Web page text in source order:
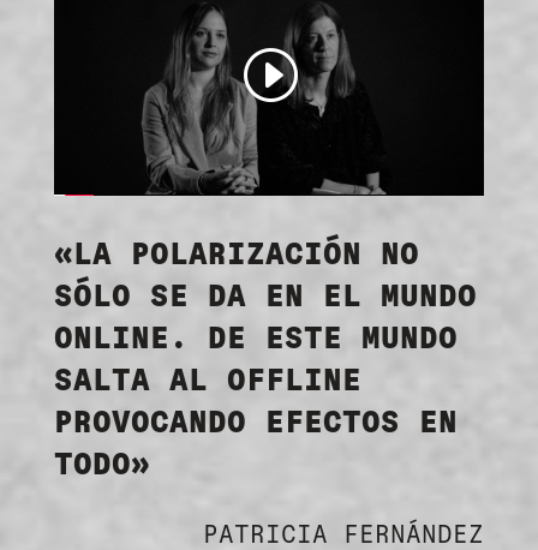
«LA POLARIZACIÓN NO
SÓLO SE DA EN EL MUNDO
ONLINE. DE ESTE MUNDO
SALTA AL OFFLINE
PROVOCANDO EFECTOS EN
TODO»
PATRICIA FERNÁNDEZ